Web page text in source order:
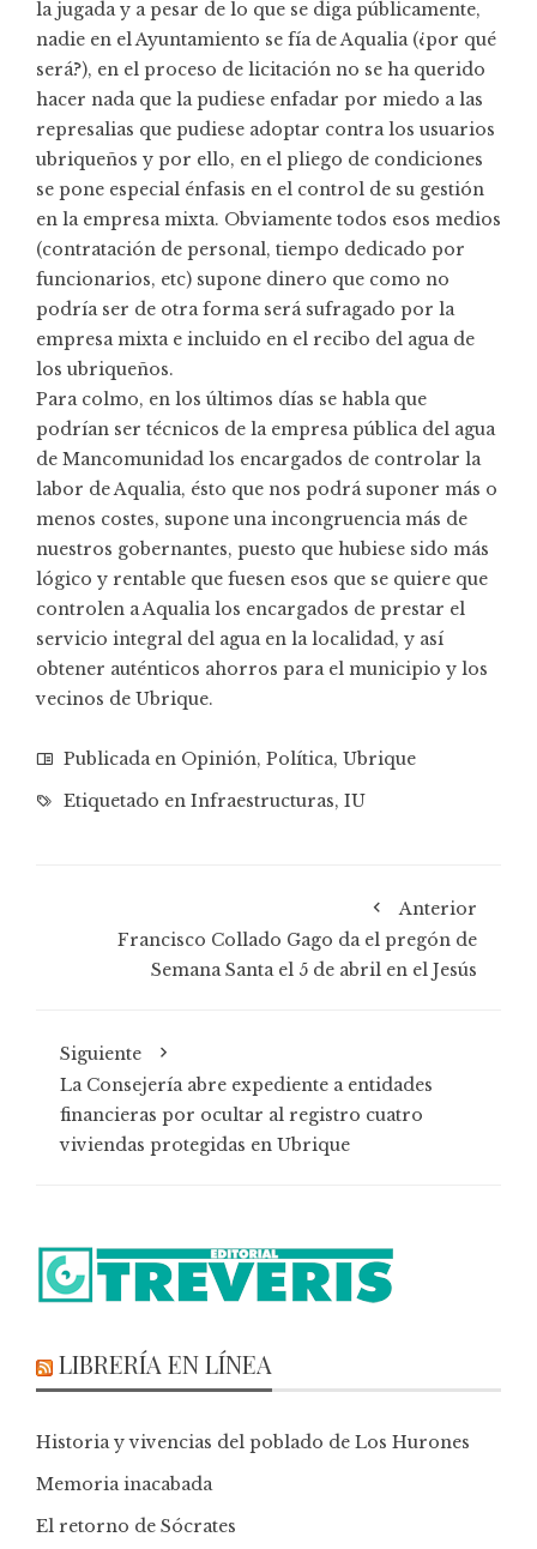
la jugada y a pesar de lo que se diga públicamente,
nadie en el Ayuntamiento se fía de Aqualia (¿por qué
será?), en el proceso de licitación no se ha querido
hacer nada que la pudiese enfadar por miedo a las
represalias que pudiese adoptar contra los usuarios
ubriqueños y por ello, en el pliego de condiciones
se pone especial énfasis en el control de su gestión
en la empresa mixta. Obviamente todos esos medios
(contratación de personal, tiempo dedicado por
funcionarios, etc) supone dinero que como no
podría ser de otra forma será sufragado por la
empresa mixta e incluido en el recibo del agua de
los ubriqueños.
Para colmo, en los últimos días se habla que
podrían ser técnicos de la empresa pública del agua
de Mancomunidad los encargados de controlar la
labor de Aqualia, ésto que nos podrá suponer más o
menos costes, supone una incongruencia más de
nuestros gobernantes, puesto que hubiese sido más
lógico y rentable que fuesen esos que se quiere que
controlen a Aqualia los encargados de prestar el
servicio integral del agua en la localidad, y así
obtener auténticos ahorros para el municipio y los
vecinos de Ubrique.
Publicada en Opinión, Política, Ubrique
Etiquetado en Infraestructuras, IU
Anterior
Francisco Collado Gago da el pregón de
Semana Santa el 5 de abril en el Jesús
Siguiente
La Consejería abre expediente a entidades
financieras por ocultar al registro cuatro
viviendas protegidas en Ubrique
LIBRERÍA EN LÍNEA
Historia y vivencias del poblado de Los Hurones
Memoria inacabada
El retorno de Sócrates